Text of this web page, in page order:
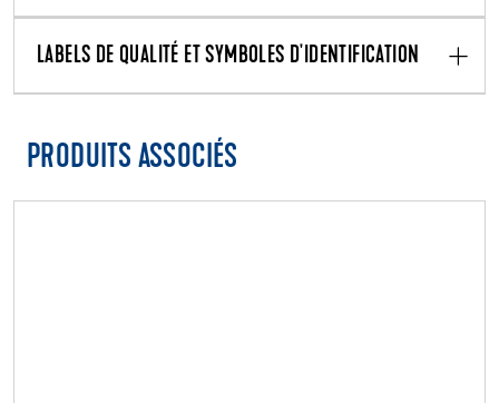
LABELS DE QUALITÉ ET SYMBOLES D'IDENTIFICATION
PRODUITS ASSOCIÉS